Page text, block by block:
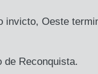
invicto, Oeste
de Reconquista.